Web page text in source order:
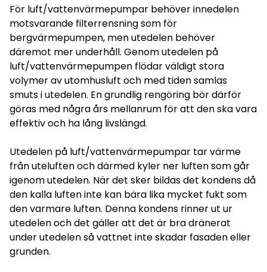
För luft/vattenvärmepumpar behöver innedelen
motsvarande filterrensning som för
bergvärmepumpen, men utedelen behöver
däremot mer underhåll. Genom utedelen på
luft/vattenvärmepumpen flödar väldigt stora
volymer av utomhusluft och med tiden samlas
smuts i utedelen. En grundlig rengöring bör därför
göras med några års mellanrum för att den ska vara
effektiv och ha lång livslängd.
Utedelen på luft/vattenvärmepumpar tar värme
från uteluften och därmed kyler ner luften som går
igenom utedelen. När det sker bildas det kondens då
den kalla luften inte kan bära lika mycket fukt som
den varmare luften. Denna kondens rinner ut ur
utedelen och det gäller att det är bra dränerat
under utedelen så vattnet inte skadar fasaden eller
grunden.